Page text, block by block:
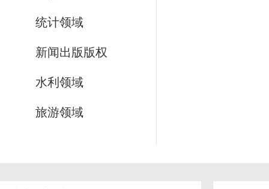
统计领域
新闻出版版权
水利领域
旅游领域